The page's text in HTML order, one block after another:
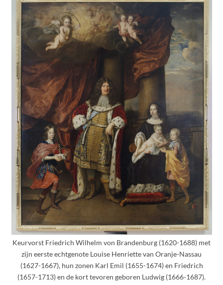
Keurvorst Friedrich Wilhelm von Brandenburg (1620-1688) met
zijn eerste echtgenote Louise Henriette van Oranje-Nassau
(1627-1667), hun zonen Karl Emil (1655-1674) en Friedrich
(1657-1713) en de kort tevoren geboren Ludwig (1666-1687).